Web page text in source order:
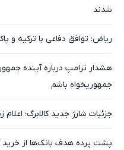
شدند
ریاض: توافق دفاعی با ترکیه
هشدار ترامپ درباره آینده
جمهوریخواه باشم
جزئیات شارژ جدید کالابرگ؛
پشت پرده هدف بانک‌ها از خرید